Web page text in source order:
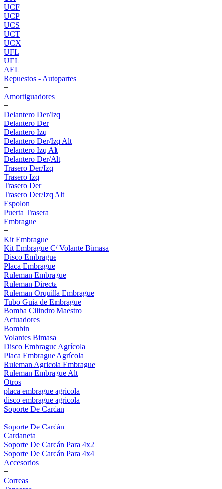
UCF
UCP
UCS
UCT
UCX
UFL
UEL
AEL
Repuestos - Autopartes
+
Amortiguadores
+
Delantero Der/Izq
Delantero Der
Delantero Izq
Delantero Der/Izq Alt
Delantero Izq Alt
Delantero Der/Alt
Trasero Der/Izq
Trasero Izq
Trasero Der
Trasero Der/Izq Alt
Espolon
Puerta Trasera
Embrague
+
Kit Embrague
Kit Embrague C/ Volante Bimasa
Disco Embrague
Placa Embrague
Ruleman Embrague
Ruleman Directa
Ruleman Orquilla Embrague
Tubo Guia de Embrague
Bomba Cilindro Maestro
Actuadores
Bombin
Volantes Bimasa
Disco Embrague Agrícola
Placa Embrague Agrícola
Ruleman Agricola Embrague
Ruleman Embrague Alt
Otros
placa embrague agricola
disco embrague agricola
Soporte De Cardan
+
Soporte De Cardán
Cardaneta
Soporte De Cardán Para 4x2
Soporte De Cardán Para 4x4
Accesorios
+
Correas